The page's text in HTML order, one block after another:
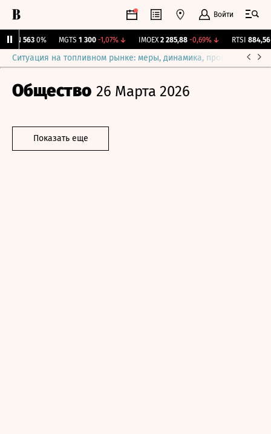
Войти
563 0% MGTS 1 300 -1,07%↓ IMOEX 2 285,88 -0,69%↓ RTSI 884,56 -
Ситуация на топливном рынке: меры, динамика, прогнозы
Общество 26 Марта 2026
Показать еще